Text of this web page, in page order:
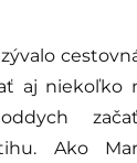
aj niekoľko
Ako